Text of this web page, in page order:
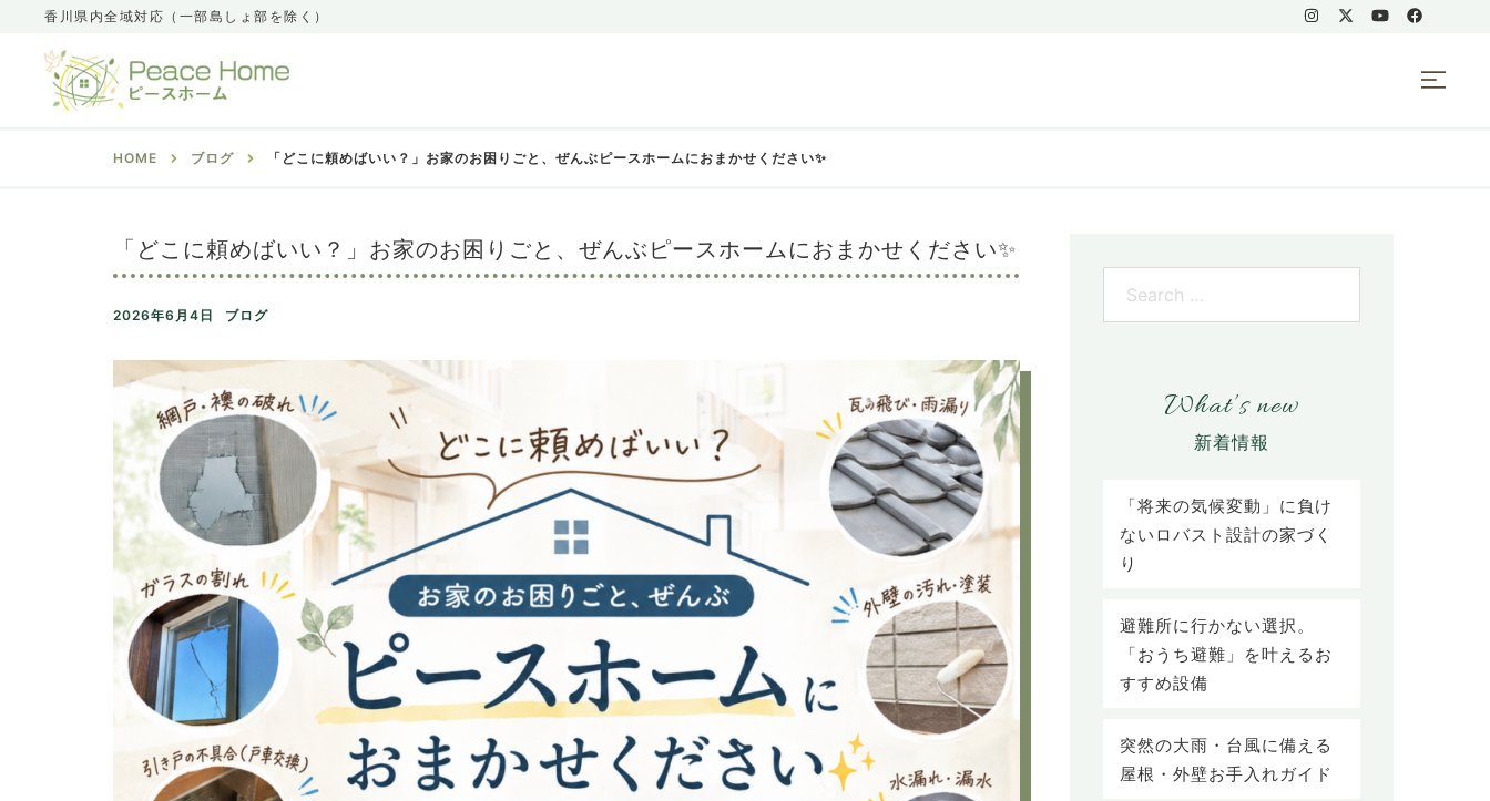
香川県内全域対応（一部島しょ部を除く）
HOME ブログ 「どこに頼めばいい？」お家のお困りごと、ぜんぶピースホームにおまかせください✨
「どこに頼めばいい？」お家のお困りごと、ぜんぶピースホームにおまかせください✨
2026年6月4日 ブログ
What’s new
「将来の気候変動」に負け
ないロバスト設計の家づく
り
避難所に行かない選択。
「おうち避難」を叶えるお
すすめ設備
突然の大雨・台風に備える
屋根・外壁お手入れガイド